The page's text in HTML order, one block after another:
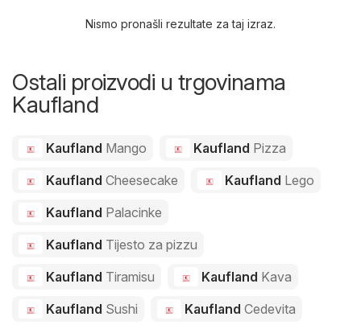
Nismo pronašli rezultate za taj izraz.
Ostali proizvodi u trgovinama
Kaufland
Kaufland Mango Kaufland Pizza
Kaufland Cheesecake Kaufland Lego
Kaufland Palacinke
Kaufland Tijesto za pizzu
Kaufland Tiramisu Kaufland Kava
Kaufland Sushi Kaufland Cedevita